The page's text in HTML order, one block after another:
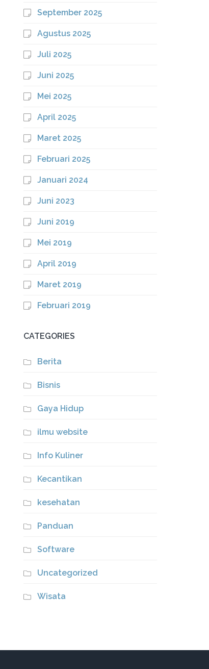
September 2025
Agustus 2025
Juli 2025
Juni 2025
Mei 2025
April 2025
Maret 2025
Februari 2025
Januari 2024
Juni 2023
Juni 2019
Mei 2019
April 2019
Maret 2019
Februari 2019
CATEGORIES
Berita
Bisnis
Gaya Hidup
ilmu website
Info Kuliner
Kecantikan
kesehatan
Panduan
Software
Uncategorized
Wisata